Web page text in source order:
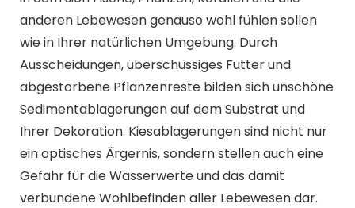
anderen Lebewesen genauso wohl fühlen sollen
wie in Ihrer natürlichen Umgebung. Durch
Ausscheidungen, überschüssiges Futter und
abgestorbene Pflanzenreste bilden sich unschöne
Sedimentablagerungen auf dem Substrat und
Ihrer Dekoration. Kiesablagerungen sind nicht nur
ein optisches Ärgernis, sondern stellen auch eine
Gefahr für die Wasserwerte und das damit
verbundene Wohlbefinden aller Lebewesen dar.